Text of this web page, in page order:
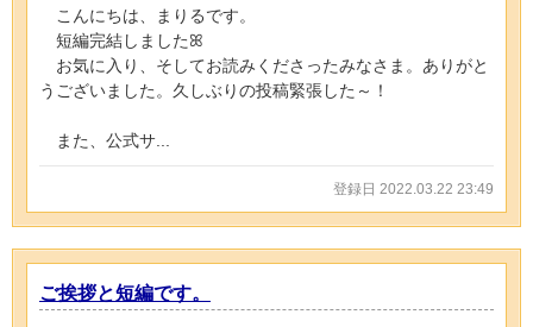
こんにちは、まりるです。
短編完結しましたꕤ
お気に入り、そしてお読みくださったみなさま。ありがと
うございました。久しぶりの投稿緊張した～！
また、公式サ...
登録日 2022.03.22 23:49
ご挨拶と短編です。